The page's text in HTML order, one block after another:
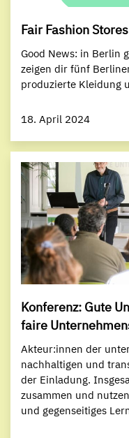
Fair Fashion
Good News: in Berlin
zeigen dir fünf
produzierte Kleidung
18. April 2024
Konferenz: Gute
faire
Akteur:innen der
nachhaltigen und
der Einladung.
zusammen und
und gegenseitiges